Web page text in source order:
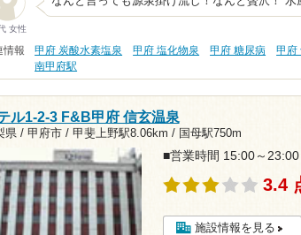
女性
情報 甲府 炭酸水素塩泉 甲府 塩化物泉 甲府 糖尿病 甲府
南甲府駅
ル1-2-3 F&B甲府 信玄温泉
県 / 甲府市 / 甲斐上野駅8.06km / 国母駅750m
■営業時間 15:00～23:00
3.4
施設情報を見る